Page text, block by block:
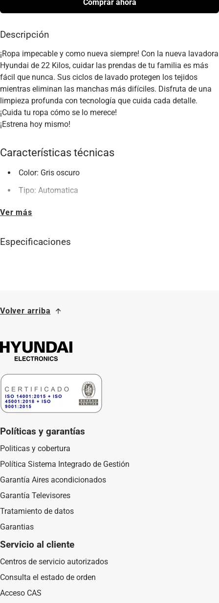
Comprar ahora
Descripción
¡Ropa impecable y como nueva siempre! Con la nueva lavadora
Hyundai de 22 Kilos, cuidar las prendas de tu familia es más
fácil que nunca. Sus ciclos de lavado protegen los tejidos
mientras eliminan las manchas más difíciles. Disfruta de una
limpieza profunda con tecnología que cuida cada detalle.
¡Cuida tu ropa cómo se lo merece!
¡Estrena hoy mismo!
Características técnicas
Color: Gris oscuro
Tipo: Automatica
Tablero: Electrónico con display LED
Potencia de lavado: 700W
Material de gabinete: Metal
Eficiencia energética: A
Niveles de agua: 10
Número de tinas: 1
Tipo de motor: Cobre
Filtro: Sí
Apagado automático: Sí
Sistema “Fuzzy Logic”: Sí
Ver más
Especificaciones
Volver arriba
Políticas y garantías
Politicas y cobertura
Política Sistema Integrado de Gestión
Garantía Aires acondicionados
Garantía Televisores
Tratamiento de datos
Garantias
Servicio al cliente
Centros de servicio autorizados
Consulta el estado de orden
Acceso CAS